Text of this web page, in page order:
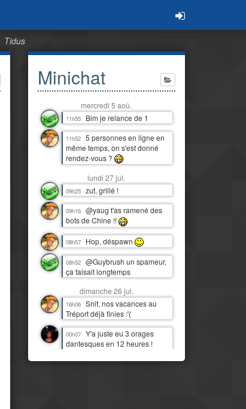
Tidus
Minichat
mercredi 5 aoû.
11h55 Bim je relance de 1
11h52
5 personnes en ligne en
même temps, on s'est donné
rendez-vous ?
lundi 27 jul.
09h25 zut, grillé !
09h16
@yaug t'as ramené des
bots de Chine !!
08h57 Hop, déspawn
08h52
@Guybrush un spameur,
ça faisait longtemps
dimanche 26 jul.
16h06
Snif, nos vacances au
Tréport déjà finies :'(
00h07
Y'a juste eu 3 orages
dantesques en 12 heures !
quand c'était juste de la pluie !